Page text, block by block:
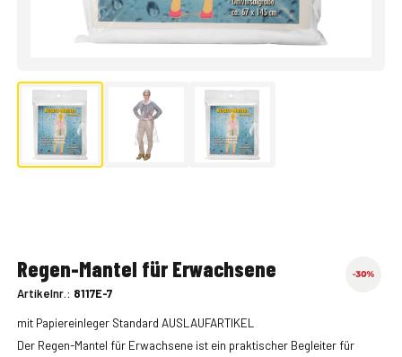
Regen-Mantel für Erwachsene
Artikelnr.: 8117E-7
mit Papiereinleger Standard AUSLAUFARTIKEL
Der Regen-Mantel für Erwachsene ist ein praktischer Begleiter für